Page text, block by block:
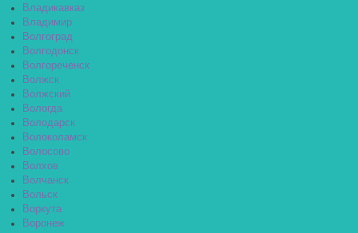
Владикавказ
Владимир
Волгоград
Волгодонск
Волгореченск
Волжск
Волжский
Вологда
Володарск
Волоколамск
Волосово
Волхов
Волчанск
Вольск
Воркута
Воронеж